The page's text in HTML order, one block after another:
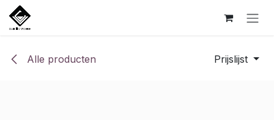
Overslaan naar inhoud
Alle producten Prijslijst